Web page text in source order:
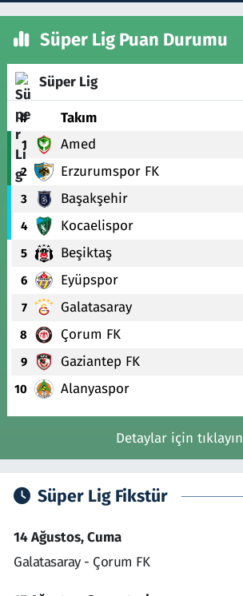
Süper Lig Puan Durumu
Süper Lig
# Takım
1 Amed
2 Erzurumspor FK
3 Başakşehir
4 Kocaelispor
5 Beşiktaş
6 Eyüpspor
7 Galatasaray
8 Çorum FK
9 Gaziantep FK
10 Alanyaspor
Detaylar için tıklayın
Süper Lig Fikstür
14 Ağustos, Cuma
Galatasaray - Çorum FK